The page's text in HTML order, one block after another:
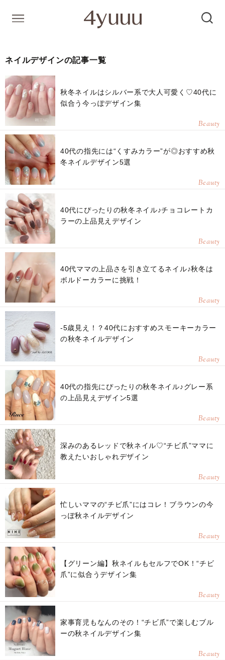
ネイルデザインの記事一覧
秋冬ネイルはシルバー系で大人可愛く♡40代に
似合う今っぽデザイン集
Beauty
40代の指先には“くすみカラー”が◎おすすめ秋
冬ネイルデザイン5選
Beauty
40代にぴったりの秋冬ネイル♪チョコレートカ
ラーの上品見えデザイン
Beauty
40代ママの上品さを引き立てるネイル♪秋冬は
ボルドーカラーに挑戦！
Beauty
-5歳見え！？40代におすすめスモーキーカラー
の秋冬ネイルデザイン
Beauty
40代の指先にぴったりの秋冬ネイル♪グレー系
の上品見えデザイン5選
Beauty
深みのあるレッドで秋ネイル♡“チビ爪”ママに
教えたいおしゃれデザイン
Beauty
忙しいママの“チビ爪”にはコレ！ブラウンの今
っぽ秋ネイルデザイン
Beauty
【グリーン編】秋ネイルもセルフでOK！“チビ
爪”に似合うデザイン集
Beauty
家事育児もなんのその！“チビ爪”で楽しむブル
ーの秋ネイルデザイン集
Beauty